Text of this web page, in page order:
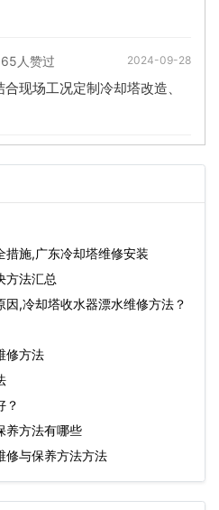
人赞过 2024-09-28
现场工况定制冷却塔改造、
措施,广东冷却塔维修安装
方法汇总
,冷却塔收水器漂水维修方法？
修方法
？
养方法有哪些
修与保养方法方法